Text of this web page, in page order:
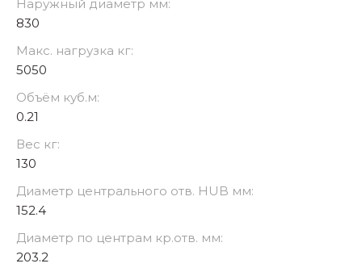
Наружный диаметр мм:
830
Макс. нагрузка кг:
5050
Объём куб.м:
0.21
Вес кг:
130
Диаметр центрального отв. HUB мм:
152.4
Диаметр по центрам кр.отв. мм:
203.2